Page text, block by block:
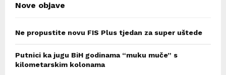
Nove objave
Ne propustite novu FIS Plus tjedan za super uštede
Putnici ka jugu BiH godinama “muku muče” s
kilometarskim kolonama